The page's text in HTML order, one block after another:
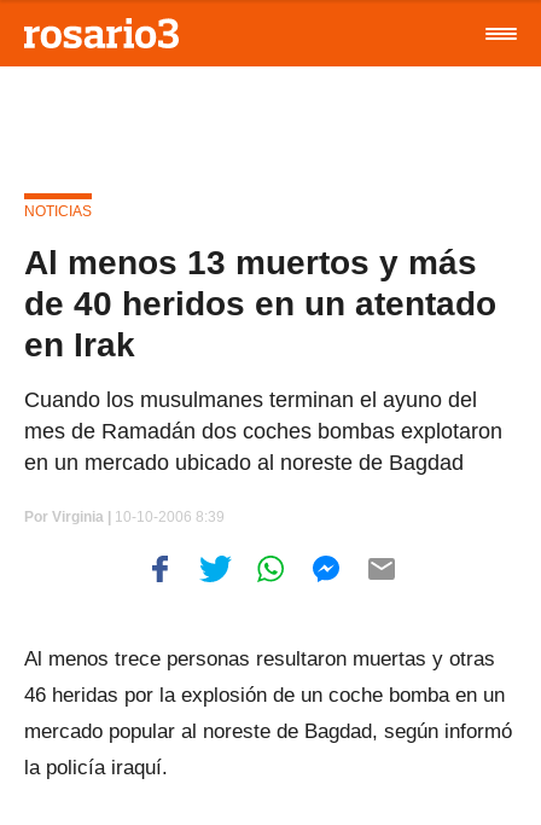
NOTICIAS
Al menos 13 muertos y más
de 40 heridos en un atentado
en Irak
Cuando los musulmanes terminan el ayuno del
mes de Ramadán dos coches bombas explotaron
en un mercado ubicado al noreste de Bagdad
Por Virginia | 10-10-2006 8:39
Al menos trece personas resultaron muertas y otras
46 heridas por la explosión de un coche bomba en un
mercado popular al noreste de Bagdad, según informó
la policía iraquí.